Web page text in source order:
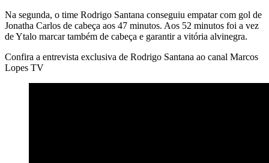
Na segunda, o time Rodrigo Santana conseguiu empatar com gol de
Jonatha Carlos de cabeça aos 47 minutos. Aos 52 minutos foi a vez
de Ytalo marcar também de cabeça e garantir a vitória alvinegra.
Confira a entrevista exclusiva de Rodrigo Santana ao canal Marcos
Lopes TV